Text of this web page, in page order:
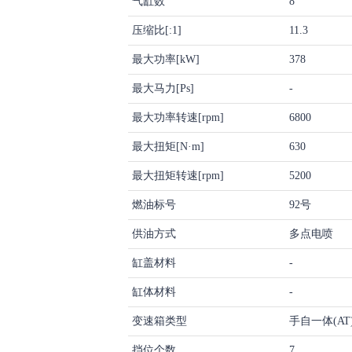
压缩比[:1] 11.3
最大功率[kW] 378
最大马力[Ps] -
最大功率转速[rpm] 6800
最大扭矩[N·m] 630
最大扭矩转速[rpm] 5200
燃油标号 92号
供油方式 多点电喷
缸盖材料 -
缸体材料 -
变速箱类型 手自一体